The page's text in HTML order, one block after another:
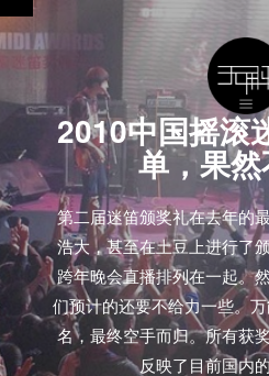
2010中国摇滚
单，果
第二届迷笛颁奖礼在去年的
浩大，甚至在土豆上进行了
跨年晚会直播排列在一起。
们预计的还要不给力一些。
名，最终空手而归。所有获
反映了目前国内